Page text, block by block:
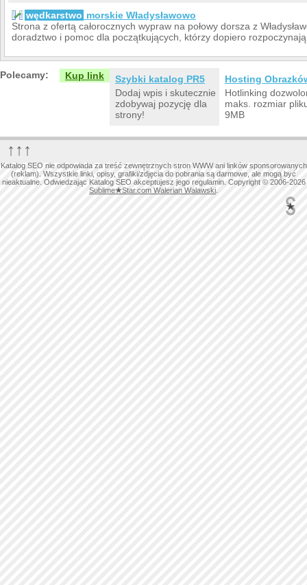
wędkarstwo morskie Władysławowo
Strona z ofertą całorocznych wypraw na połowy dorsza z
doradztwo i pomoc dla początkujących, którzy dopiero
Polecamy: Kup link
Szybki katalog PR5
Dodaj wpis i skutecznie
zdobywaj pozycję dla
strony!
Hosting
Hotlinking
maks. rozmiar
9MB
↑↑↑
Katalog SEO nie odpowiada za treść zewnętrznych stron WWW ani linków sponsorowanych
(reklam). Wszystkie linki, opisy, grafiki/zdjęcia do pobrania są darmowe, ale mogą być
nieaktualne. Odwiedzając Katalog SEO akceptujesz jego regulamin. Copyright © 2006-2026
Sublime★Star.com Walerian Walawski